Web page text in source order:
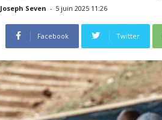
Joseph Seven - 5 juin 2025 11:26
Facebook Twitter